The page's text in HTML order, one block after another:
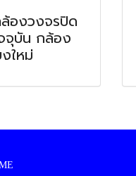
องวงจรปิด
จุบัน กล้อง
ใหม่